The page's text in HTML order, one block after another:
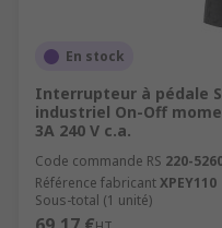
En stock
Interrupteur à pédale
industriel On-Off
3A 240 V c.a.
Code commande RS 220-
Référence fabricantXPEY110
Sous-total (1 unité)